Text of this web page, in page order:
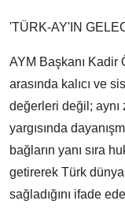
'TÜRK-AY'IN
AYM Başkanı Kadir
arasında kalıcı ve
değerleri değil;
yargısında
bağların yanı sıra
getirerek Türk
sağladığını ifade